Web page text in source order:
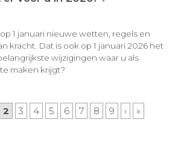
1 januari nieuwe wetten, regels en
kracht. Dat is ook op 1 januari 2026 het
wijzigingen waar u als
maken krijgt?
2 3 4 5 6 7 8 9 › »